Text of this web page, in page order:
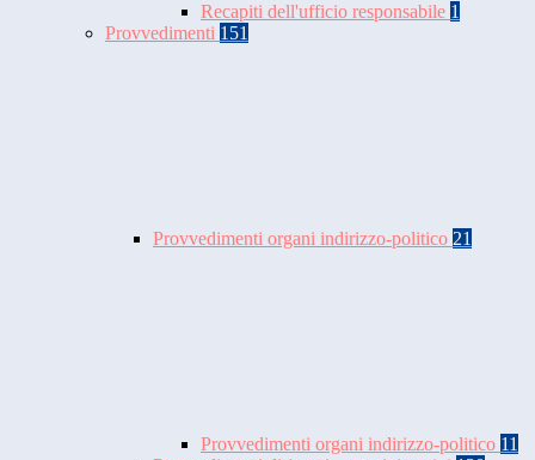
Recapiti dell'ufficio responsabile 1
Provvedimenti 151
Provvedimenti organi indirizzo-politico 21
Provvedimenti organi indirizzo-politico 11